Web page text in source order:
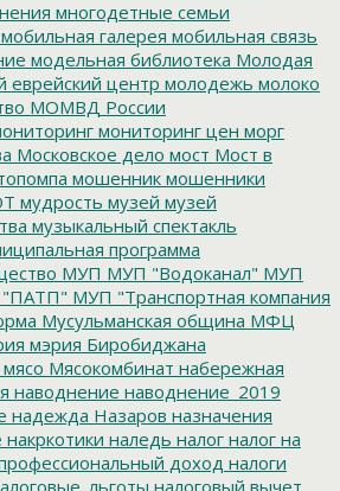
многодетные семьи
мобильная галерея мобильная связь
модельная библиотека Молодая
центр молодежь молоко
МОМВД России
мониторинг цен морг
Московское дело мост Мост в
мошенник мошенники
мудрость музей музей
музыкальный спектакль
программа
МУП МУП "Водоканал" МУП
МУП "Транспортная компания
Мусульманская община МФЦ
мэрия Биробиджана
мясо Мясокомбинат набережная
наводнение наводнение_2019
надежда Назаров назначения
накркотики наледь налог налог на
доход налоги
налоговый вычет